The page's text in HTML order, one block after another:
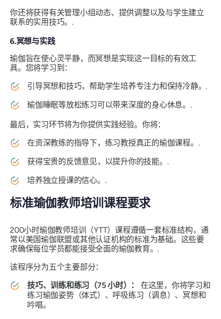
你还将获得有关管理小组动态、提供调整以及与学生建立
联系的实用技巧。.
6.冥想与实践
瑜伽旨在使心灵平静，而冥想是实现这一目标的有效工
具。您将学习到：
引导冥想和技巧，帮助学生培养专注力和保持冷静。.
瑜伽睡眠等放松练习可以带来深度的身心休息。.
最后，实习环节将为你提供实践经验。你将：
在资深教练的指导下，练习教授真正的瑜伽课程。.
获得宝贵的反馈意见，以提升你的技能。.
培养独立授课的信心。.
标准瑜伽教师培训课程要求
200小时瑜伽教师培训（YTT）课程遵循一套标准结构，通
常以美国瑜伽联盟或其他认证机构的标准为基础。这些要
求确保每位学员都能接受全面的瑜伽教育。.
该程序分为五个主要部分：
技巧、训练和练习（75 小时）：
在这里，你将学习和
练习瑜伽姿势（体式）、呼吸练习（调息）、冥想和
吟唱。